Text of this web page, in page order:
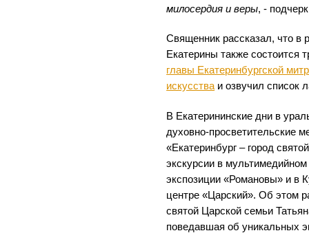
милосердия и веры, -
Священник рассказал, что в
Екатерины также состоится
главы Екатеринбургской
искусстваи озвучил список
В Екатерининские дни в
духовно-просветительские
«Екатеринбург – город
экскурсии в
экспозиции «Романовы» и в
центре «Царский». Об этом
святой Царской семьи
поведавшая об уникальных